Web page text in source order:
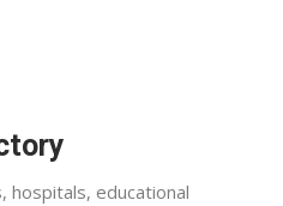
hospitals, educational